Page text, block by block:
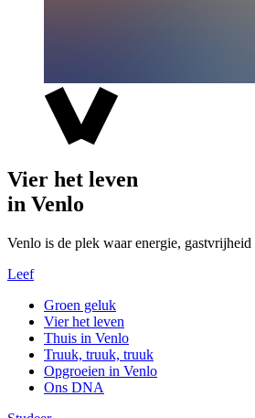
Vier het leven
in Venlo
Venlo is de plek waar energie,
Leef
Groen geluk
Vier het leven
Thuis in Venlo
Truuk, truuk, truuk
Opgroeien in Venlo
Ons DNA